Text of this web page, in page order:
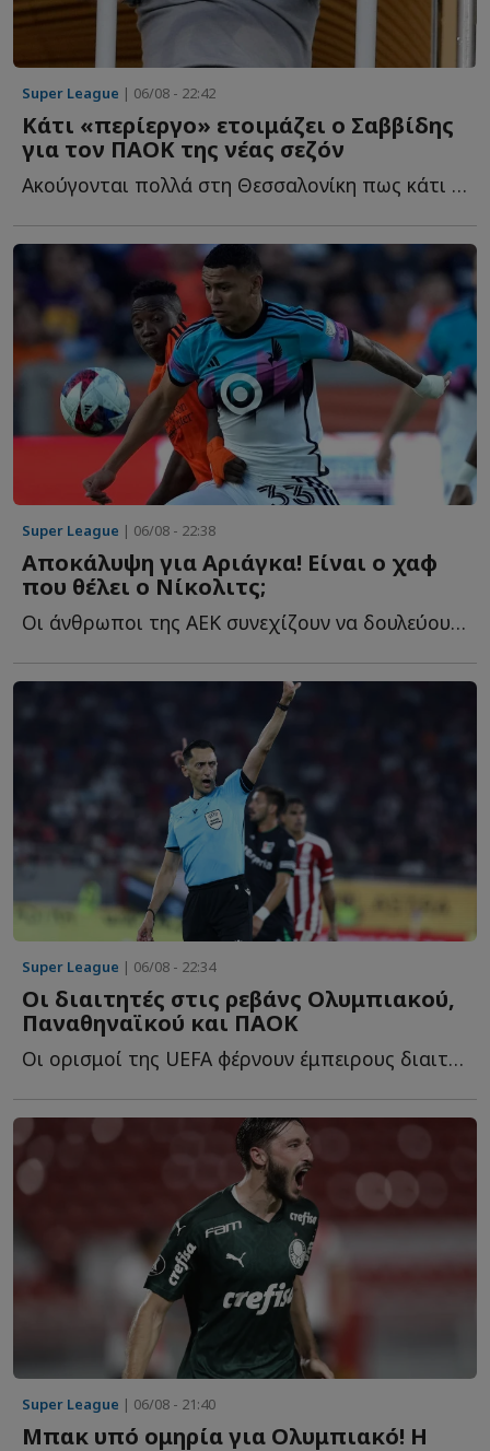
Super League | 06/08 - 22:42
Κάτι «περίεργο» ετοιμάζει ο Σαββίδης
για τον ΠΑΟΚ της νέας σεζόν
Ακούγονται πολλά στη Θεσσαλονίκη πως κάτι «περίεργο» ε...
Super League | 06/08 - 22:38
Αποκάλυψη για Αριάγκα! Είναι ο χαφ
που θέλει ο Νίκολιτς;
Οι άνθρωποι της ΑΕΚ συνεχίζουν να δουλεύουν και στα υ...
Super League | 06/08 - 22:34
Οι διαιτητές στις ρεβάνς Ολυμπιακού,
Παναθηναϊκού και ΠΑΟΚ
Οι ορισμοί της UEFA φέρνουν έμπειρους διαιτητές στις ε...
Super League | 06/08 - 21:40
Μπακ υπό ομηρία για Ολυμπιακό! Η